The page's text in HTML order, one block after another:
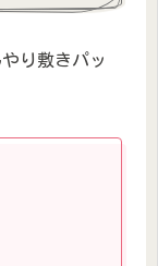
り敷きパッ